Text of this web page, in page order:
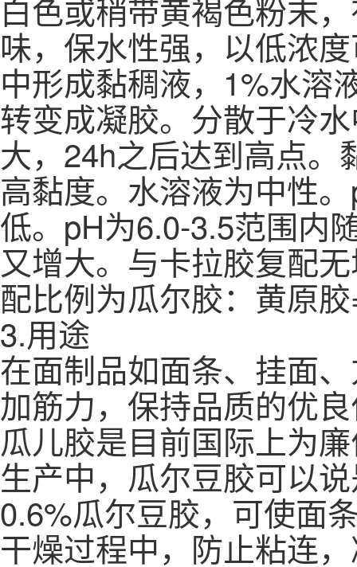
白色或稍带黄褐色粉末
味，保水性强，以低浓
中形成黏稠液，1%水溶
转变成凝胶。分散于冷
大，24h之后达到高点
高黏度。水溶液为中性
低。pH为6.0-3.5范围内
又增大。与卡拉胶复配
配比例为瓜尔胶：黄原
3.用途
在面制品如面条、挂面
加筋力，保持品质的优
瓜儿胶是目前国际上为
生产中，瓜尔豆胶可以
0.6%瓜尔豆胶，可使面
干燥过程中，防止粘连